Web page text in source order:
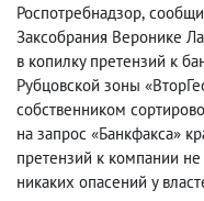
Роспотребнадзор,
Заксобрания Веронике
в копилку претензий к
Рубцовской зоны
собственником
на запрос «Банкфакса»
претензий к компании
никаких опасений у